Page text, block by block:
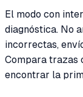
El modo con
diagnóstica. No
incorrectas,
Compara trazas
encontrar la